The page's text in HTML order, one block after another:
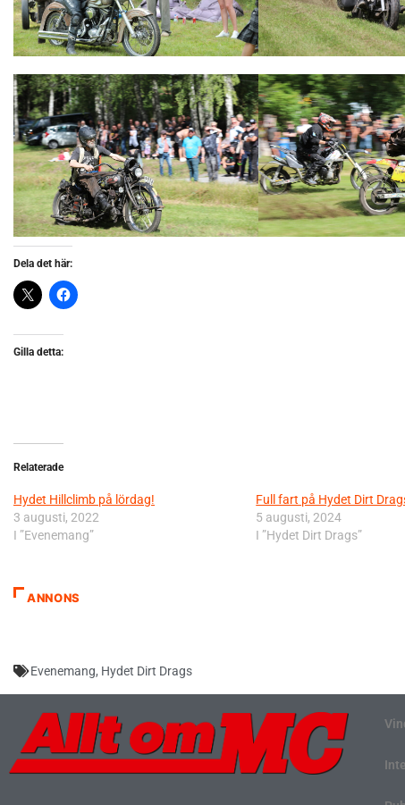
Dela det här:
Gilla detta:
Relaterade
Hydet Hillclimb på lördag!
3 augusti, 2022
I ”Evenemang”
Full fart på Hydet Dirt
5 augusti, 2024
I ”Hydet Dirt Drags”
ANNONS
Evenemang, Hydet Dirt Drags